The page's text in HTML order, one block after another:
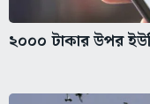
২০০০ টাকার উপর